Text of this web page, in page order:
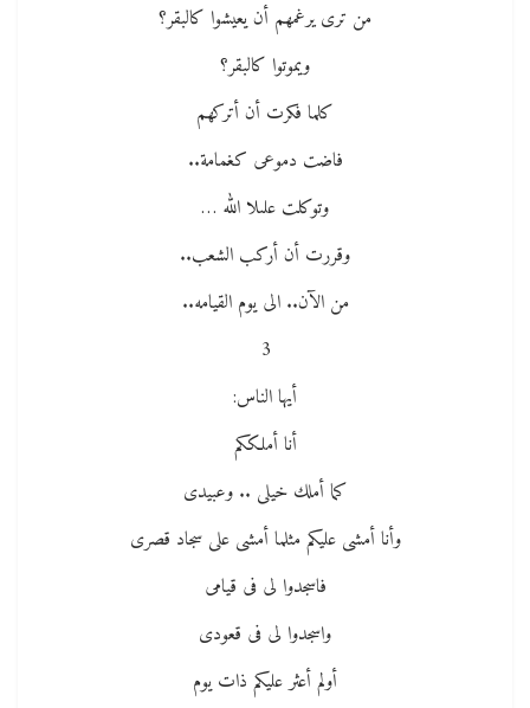
من ترى يرغمهم أن يعيشوا كالبقر؟
ويموتوا كالبقر؟
كلما فكرت أن أتركهم
فاضت دموعى كغمامة..
وتوكلت علىلا الله …
وقررت أن أركب الشعب..
من الآن.. الى يوم القيامه..
3
أيها الناس:
أنا أملككم
كما أملك خيلى .. وعبيدى
وأنا أمشى عليكم مثلما أمشى على سجاد قصرى
فاسجدوا لى فى قيامى
واسجدوا لى فى قعودى
أولم أعثر عليكم ذات يوم